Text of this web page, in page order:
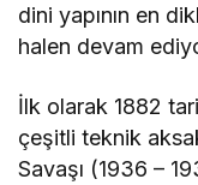
dini yapının en
halen devam
İlk olarak 1882
çeşitli teknik
Savaşı (1936 –